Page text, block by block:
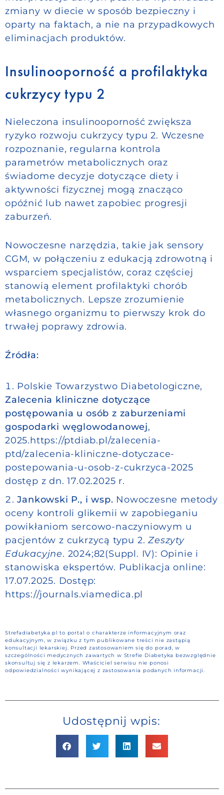
zmiany w diecie w sposób bezpieczny i
oparty na faktach, a nie na przypadkowych
eliminacjach produktów.
Insulinooporność a profilaktyka
cukrzycy typu 2
Nieleczona insulinooporność zwiększa
ryzyko rozwoju cukrzycy typu 2. Wczesne
rozpoznanie, regularna kontrola
parametrów metabolicznych oraz
świadome decyzje dotyczące diety i
aktywności fizycznej mogą znacząco
opóźnić lub nawet zapobiec progresji
zaburzeń.
Nowoczesne narzędzia, takie jak sensory
CGM, w połączeniu z edukacją zdrowotną i
wsparciem specjalistów, coraz częściej
stanowią element profilaktyki chorób
metabolicznych. Lepsze zrozumienie
własnego organizmu to pierwszy krok do
trwałej poprawy zdrowia.
Źródła:
Polskie Towarzystwo Diabetologiczne,
Zalecenia kliniczne dotyczące
postępowania u osób z zaburzeniami
gospodarki węglowodanowej,
2025.https://ptdiab.pl/zalecenia-
ptd/zalecenia-kliniczne-dotyczace-
postepowania-u-osob-z-cukrzyca-2025
dostęp z dn. 17.02.2025 r.
Jankowski P., i wsp. Nowoczesne metody
oceny kontroli glikemii w zapobieganiu
powikłaniom sercowo-naczyniowym u
pacjentów z cukrzycą typu 2.Zeszyty
Edukacyjne. 2024;82(Suppl. IV): Opinie i
stanowiska ekspertów. Publikacja online:
17.07.2025. Dostęp:
https://journals.viamedica.pl
Strefadiabetyka.pl to portal o charakterze informacyjnym oraz
edukacyjnym, w związku z tym publikowane treści nie zastąpią
konsultacji lekarskiej. Przed zastosowaniem się do porad, w
szczególności medycznych zawartych w Strefie Diabetyka bezwzględnie
skonsultuj się z lekarzem. Właściciel serwisu nie ponosi
odpowiedzialności wynikającej z zastosowania podanych informacji.
Udostępnij wpis: